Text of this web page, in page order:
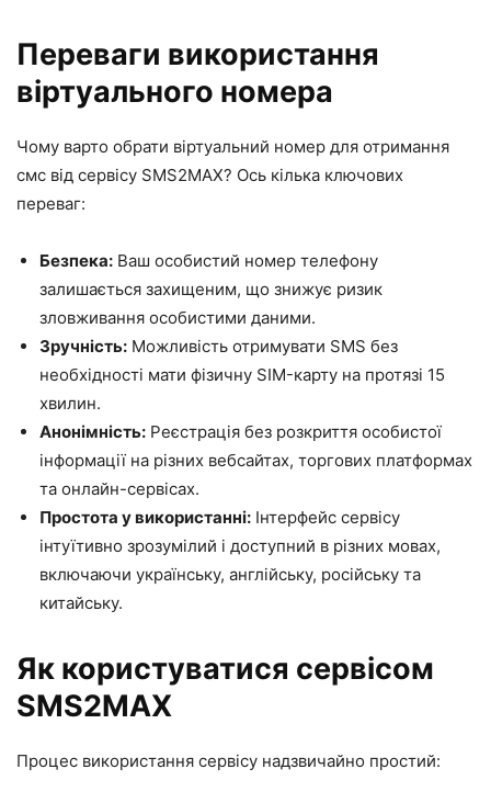
Переваги використання
віртуального номера
Чому варто обрати віртуальний номер для отримання
смс від сервісу SMS2MAX? Ось кілька ключових
переваг:
Безпека: Ваш особистий номер телефону
залишається захищеним, що знижує ризик
зловживання особистими даними.
Зручність: Можливість отримувати SMS без
необхідності мати фізичну SIM-карту на протязі 15
хвилин.
Анонімність: Реєстрація без розкриття особистої
інформації на різних вебсайтах, торгових платформах
та онлайн-сервісах.
Простота у використанні: Інтерфейс сервісу
інтуїтивно зрозумілий і доступний в різних мовах,
включаючи українську, англійську, російську та
китайську.
Як користуватися сервісом
SMS2MAX
Процес використання сервісу надзвичайно простий: